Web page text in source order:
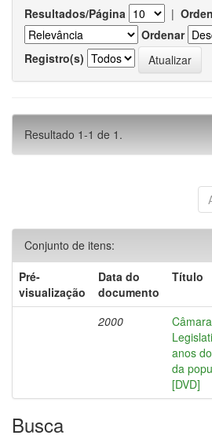
Resultados/Página |
Ordenar
Registro(s)
Resultado 1-1 de 1.
Conjunto de itens:
Pré-
visualização
Data do
documento
Título
2000
Câmara
anos
da
[DVD]
Busca